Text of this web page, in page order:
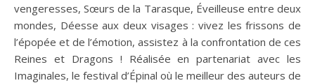
vengeresses, Sœurs de la Tarasque, Éveilleuse entre deux
mondes, Déesse aux deux visages : vivez les frissons de
l’épopée et de l’émotion, assistez à la confrontation de ces
Reines et Dragons ! Réalisée en partenariat avec les
Imaginales, le festival d’Épinal où le meilleur des auteurs de